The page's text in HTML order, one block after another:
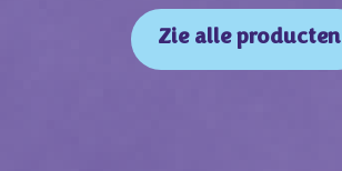
Zie alle producten